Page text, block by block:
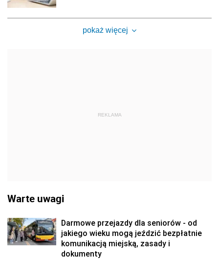
pokaż więcej
REKLAMA
Warte uwagi
Darmowe przejazdy dla seniorów - od
jakiego wieku mogą jeździć bezpłatnie
komunikacją miejską, zasady i
dokumenty